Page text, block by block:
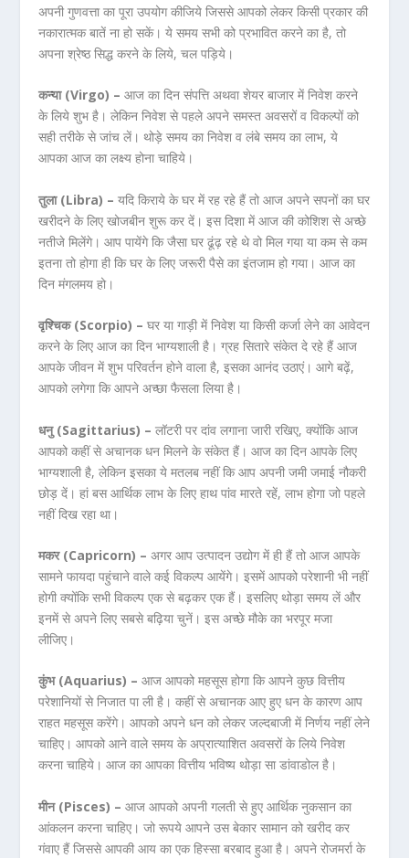
अपनी गुणवत्ता का पूरा उपयोग कीजिये जिससे आपको लेकर किसी प्रकार की
नकारात्मक बातें ना हो सकें। ये समय सभी को प्रभावित करने का है, तो
अपना श्रेष्ठ सिद्ध करने के लिये, चल पड़िये।
कन्या (Virgo) – आज का दिन संपत्ति अथवा शेयर बाजार में निवेश करने
के लिये शुभ है। लेकिन निवेश से पहले अपने समस्त अवसरों व विकल्पों को
सही तरीके से जांच लें। थोड़े समय का निवेश व लंबे समय का लाभ, ये
आपका आज का लक्ष्य होना चाहिये।
तुला (Libra) – यदि किराये के घर में रह रहे हैं तो आज अपने सपनों का घर
खरीदने के लिए खोजबीन शुरू कर दें। इस दिशा में आज की कोशिश से अच्छे
नतीजे मिलेंगे। आप पायेंगे कि जैसा घर ढूंढ़ रहे थे वो मिल गया या कम से कम
इतना तो होगा ही कि घर के लिए जरूरी पैसे का इंतजाम हो गया। आज का
दिन मंगलमय हो।
वृश्चिक (Scorpio) – घर या गाड़ी में निवेश या किसी कर्जा लेने का आवेदन
करने के लिए आज का दिन भाग्यशाली है। ग्रह सितारे संकेत दे रहे हैं आज
आपके जीवन में शुभ परिवर्तन होने वाला है, इसका आनंद उठाएं। आगे बढ़ें,
आपको लगेगा कि आपने अच्छा फैसला लिया है।
धनु (Sagittarius) – लॉटरी पर दांव लगाना जारी रखिए, क्योंकि आज
आपको कहीं से अचानक धन मिलने के संकेत हैं। आज का दिन आपके लिए
भाग्यशाली है, लेकिन इसका ये मतलब नहीं कि आप अपनी जमी जमाई नौकरी
छोड़ दें। हां बस आर्थिक लाभ के लिए हाथ पांव मारते रहें, लाभ होगा जो पहले
नहीं दिख रहा था।
मकर (Capricorn) – अगर आप उत्पादन उद्योग में ही हैं तो आज आपके
सामने फायदा पहुंचाने वाले कई विकल्प आयेंगे। इसमें आपको परेशानी भी नहीं
होगी क्योंकि सभी विकल्प एक से बढ़कर एक हैं। इसलिए थोड़ा समय लें और
इनमें से अपने लिए सबसे बढ़िया चुनें। इस अच्छे मौके का भरपूर मजा
लीजिए।
कुंभ (Aquarius) – आज आपको महसूस होगा कि आपने कुछ वित्तीय
परेशानियों से निजात पा ली है। कहीं से अचानक आए हुए धन के कारण आप
राहत महसूस करेंगे। आपको अपने धन को लेकर जल्दबाजी में निर्णय नहीं लेने
चाहिए। आपको आने वाले समय के अप्रात्याशित अवसरों के लिये निवेश
करना चाहिये। आज का आपका वित्तीय भविष्य थोड़ा सा डांवाडोल है।
मीन (Pisces) – आज आपको अपनी गलती से हुए आर्थिक नुकसान का
आंकलन करना चाहिए। जो रूपये आपने उस बेकार सामान को खरीद कर
गंवाए हैं जिससे आपकी आय का एक हिस्सा बरबाद हुआ है। अपने रोजमर्रा के